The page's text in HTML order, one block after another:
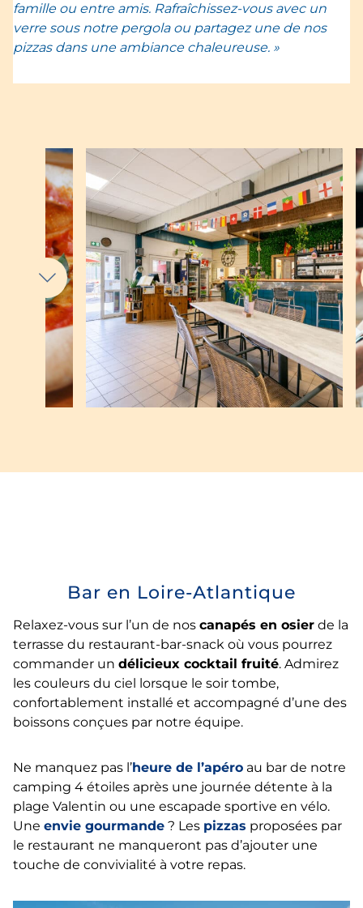
famille ou entre amis. Rafraîchissez-vous avec un
verre sous notre pergola ou partagez une de nos
pizzas dans une ambiance chaleureuse. »
Bar en Loire-Atlantique
Relaxez-vous sur l’un de nos canapés en osier de la
terrasse du restaurant-bar-snack où vous pourrez
commander un délicieux cocktail fruité. Admirez
les couleurs du ciel lorsque le soir tombe,
confortablement installé et accompagné d’une des
boissons conçues par notre équipe.
Ne manquez pas l’heure de l’apéro au bar de notre
camping 4 étoiles après une journée détente à la
plage Valentin ou une escapade sportive en vélo.
Une envie gourmande ? Les pizzas proposées par
le restaurant ne manqueront pas d’ajouter une
touche de convivialité à votre repas.